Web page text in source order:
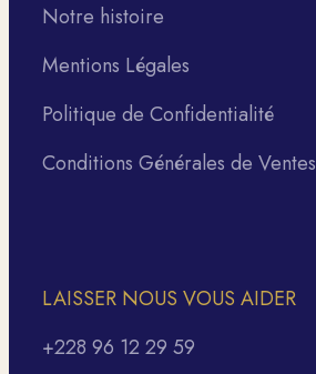
Notre histoire
Mentions Légales
Politique de Confidentialité
Conditions Générales de Ventes
LAISSER NOUS VOUS AIDER
+228 96 12 29 59